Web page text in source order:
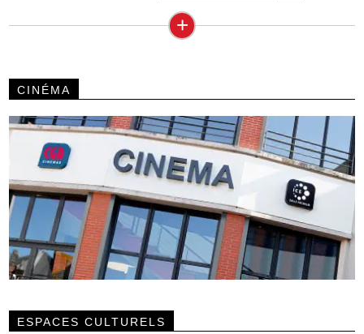
+
CINÉMA
ESPACES CULTURELS